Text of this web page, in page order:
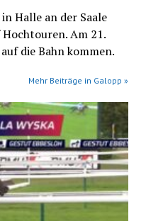
Halle an der Saale
Am 21.
die Bahn kommen.
Mehr Beiträge in Galopp »